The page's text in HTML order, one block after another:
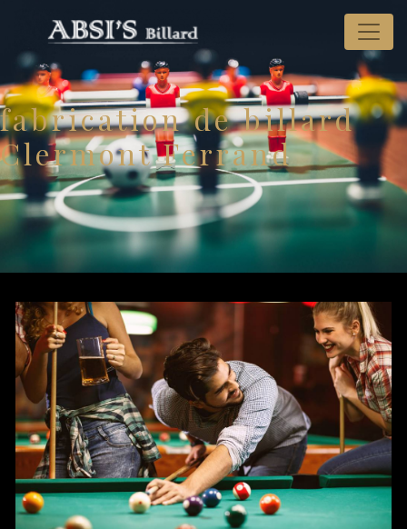
fabrication de billard
Clermont Ferrand